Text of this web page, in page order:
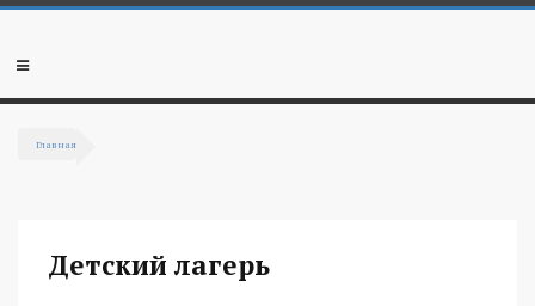
Перейти к основному содержанию
Мобильное
Главная
Детский лагерь